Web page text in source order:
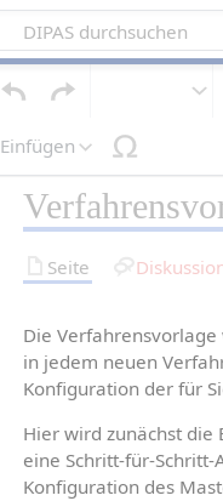
Einfügen
Seite
Die
in jedem neuen
Konfiguration der für
Hier wird zunächst
eine Schritt-für-
Konfiguration des